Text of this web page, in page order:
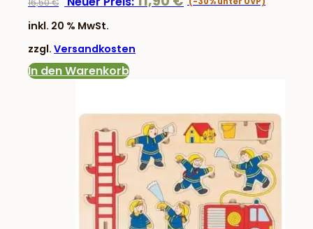
16,50€
war:
16,50 €
inkl. 20 % MwSt.
zzgl. Versandkosten
In den Warenkorb